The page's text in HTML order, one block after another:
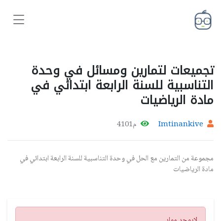
تجميعات لتمارين ومسائل في وحدة
التناسبية للسنة الرابعة ابتدائي في
مادة الرياضيات
Imtinankive م4101
مجموعة من التمارين مع الحل في وحدة التناسبية للسنة الرابعة ابتدائي في
مادة الرياضيات